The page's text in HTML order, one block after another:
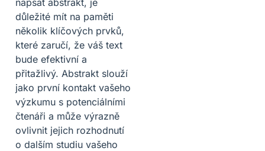
důležité mít na paměti
několik klíčových prvků,
které zaručí, že váš text
bude efektivní a
přitažlivý. Abstrakt slouží
jako první kontakt vašeho
výzkumu s potenciálními
čtenáři a může výrazně
ovlivnit jejich rozhodnutí
o dalším studiu vašeho